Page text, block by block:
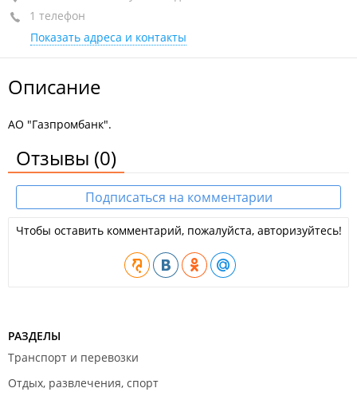
1 телефон
Показать адреса и контакты
Описание
АО "Газпромбанк".
Отзывы (0)
Подписаться на комментарии
Чтобы оставить комментарий, пожалуйста, авторизуйтесь!
РАЗДЕЛЫ
Транспорт и перевозки
Отдых, развлечения, спорт